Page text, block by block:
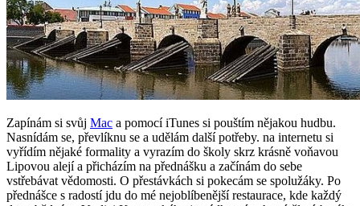
Zapínám si svůj Mac a pomocí iTunes si pouštím nějakou hudbu.
Nasnídám se, převlíknu se a udělám další potřeby. na internetu si
vyřídím nějaké formality a vyrazím do školy skrz krásně voňavou
Lipovou alejí a přicházím na přednášku a začínám do sebe
vstřebávat vědomosti. O přestávkách si pokecám se spolužáky. Po
přednášce s radostí jdu do mé nejoblíbenější restaurace, kde každý